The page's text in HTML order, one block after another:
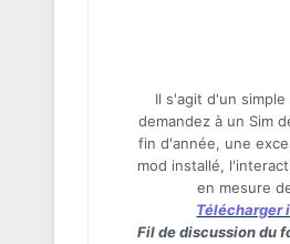
Il s'agit d'un
demandez à un Sim
fin d'année, une
mod installé,
en mesure
Télécharger
Fil de discussion du